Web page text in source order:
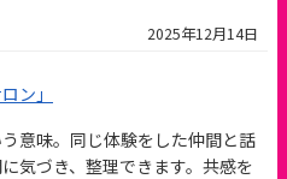
2025年12月14日
ン」
意味。同じ体験をした仲間と話
気づき、整理できます。共感を